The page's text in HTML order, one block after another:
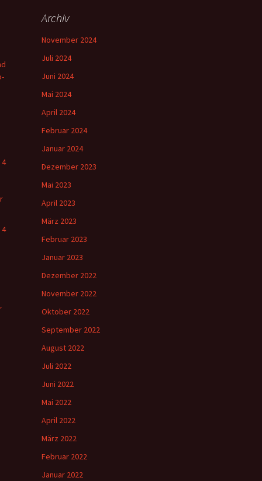
Archiv
November 2024
Juli 2024
Juni 2024
Mai 2024
April 2024
Februar 2024
Januar 2024
Dezember 2023
Mai 2023
April 2023
März 2023
Februar 2023
Januar 2023
Dezember 2022
November 2022
Oktober 2022
September 2022
August 2022
Juli 2022
Juni 2022
Mai 2022
April 2022
März 2022
Februar 2022
Januar 2022